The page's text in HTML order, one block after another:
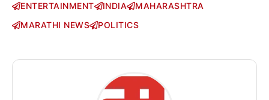
ENTERTAINMENT INDIA
MAHARASHTRA
MARATHI NEWS
POLITICS